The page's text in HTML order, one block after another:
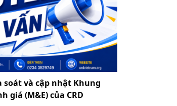
soát và cập nhật Khung
giá (M&E) của CRD